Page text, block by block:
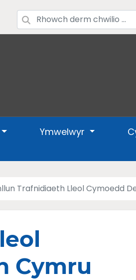
Ymwelwyr
Trafnidiaeth Lleol Cymoedd
Cymru